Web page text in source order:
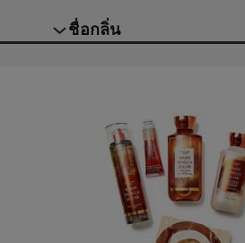
ชื่อกลิ่น